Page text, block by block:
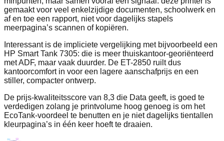
gemaakt voor veel enkelzijdige documenten, schoolwerk en
af en toe een rapport, niet voor dagelijks stapels
meerpagina’s scannen of kopiëren.
Interessant is de impliciete vergelijking met bijvoorbeeld een
HP Smart Tank 7305: die is meer thuiskantoor-georiënteerd
met ADF, maar vaak duurder. De ET-2850 ruilt dus
kantoorcomfort in voor een lagere aanschafprijs en een
stiller, compacter ontwerp.
De prijs-kwaliteitsscore van 8,3 die Data geeft, is goed te
verdedigen zolang je printvolume hoog genoeg is om het
EcoTank-voordeel te benutten en je niet dagelijks tientallen
kleurpagina’s in één keer hoeft te draaien.